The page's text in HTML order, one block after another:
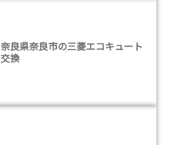
奈良県奈良市の三菱エコキュート
交換